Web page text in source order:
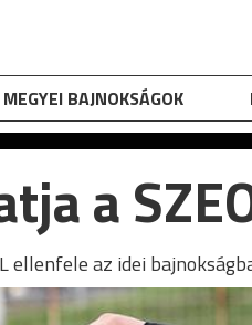
MEGYEI BAJNOKSÁGOK
a
ellenfele az idei